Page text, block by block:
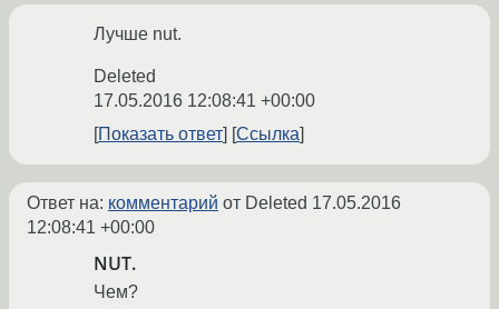
Лучше nut.
Deleted
17.05.2016 12:08:41 +00:00
Показать ответ
Ссылка
Ответ на: комментарий от Deleted 17.05.2016
12:08:41 +00:00
NUT.
Чем?